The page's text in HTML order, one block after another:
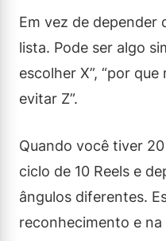
Em vez de depender
lista. Pode ser algo
escolher X”, “por
evitar Z”.
Quando você tiver
ciclo de 10 Reels e
ângulos diferentes.
reconhecimento e na